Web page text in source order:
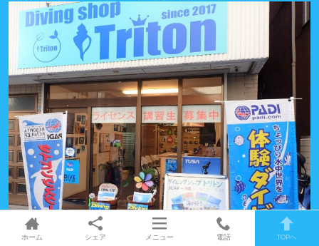
ホーム シェア メニュー 電話 TOPへ